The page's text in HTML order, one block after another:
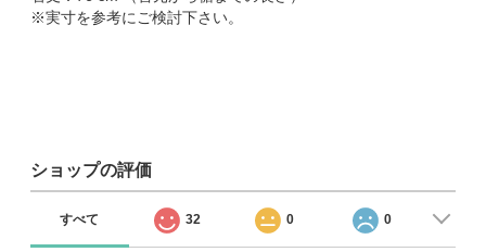
※実寸を参考にご検討下さい。
ショップの評価
すべて 32 0 0